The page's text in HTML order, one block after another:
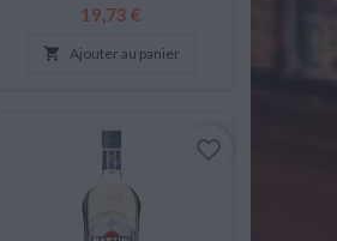
Prix
19,73 €
 Ajouter au panier
favorite_border